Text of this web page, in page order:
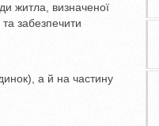
житла, визначеної
забезпечити
а й на частину